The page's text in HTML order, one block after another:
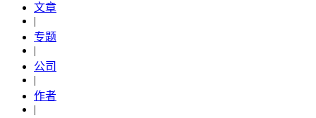
文章
|
专题
|
公司
|
作者
|